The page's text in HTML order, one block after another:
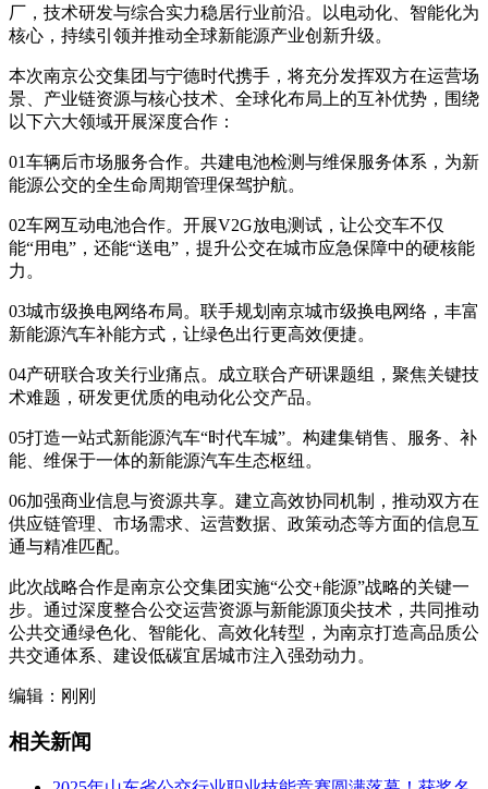
厂，技术研发与综合实力稳居行业前沿。以电动化、智能化为
核心，持续引领并推动全球新能源产业创新升级。
本次南京公交集团与宁德时代携手，将充分发挥双方在运营场
景、产业链资源与核心技术、全球化布局上的互补优势，围绕
以下六大领域开展深度合作：
01车辆后市场服务合作。共建电池检测与维保服务体系，为新
能源公交的全生命周期管理保驾护航。
02车网互动电池合作。开展V2G放电测试，让公交车不仅
能“用电”，还能“送电”，提升公交在城市应急保障中的硬核能
力。
03城市级换电网络布局。联手规划南京城市级换电网络，丰富
新能源汽车补能方式，让绿色出行更高效便捷。
04产研联合攻关行业痛点。成立联合产研课题组，聚焦关键技
术难题，研发更优质的电动化公交产品。
05打造一站式新能源汽车“时代车城”。构建集销售、服务、补
能、维保于一体的新能源汽车生态枢纽。
06加强商业信息与资源共享。建立高效协同机制，推动双方在
供应链管理、市场需求、运营数据、政策动态等方面的信息互
通与精准匹配。
此次战略合作是南京公交集团实施“公交+能源”战略的关键一
步。通过深度整合公交运营资源与新能源顶尖技术，共同推动
公共交通绿色化、智能化、高效化转型，为南京打造高品质公
共交通体系、建设低碳宜居城市注入强劲动力。
编辑：刚刚
相关新闻